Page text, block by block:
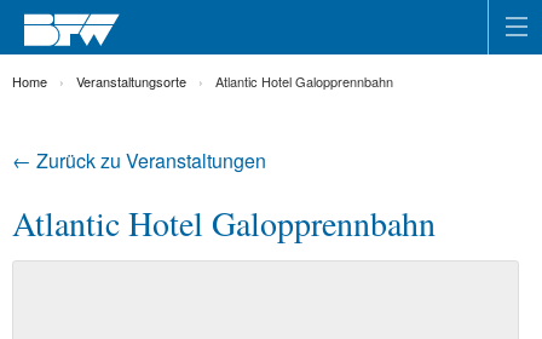
Home Veranstaltungsorte Atlantic Hotel Galopprennbahn
← Zurück zu Veranstaltungen
Atlantic Hotel Galopprennbahn